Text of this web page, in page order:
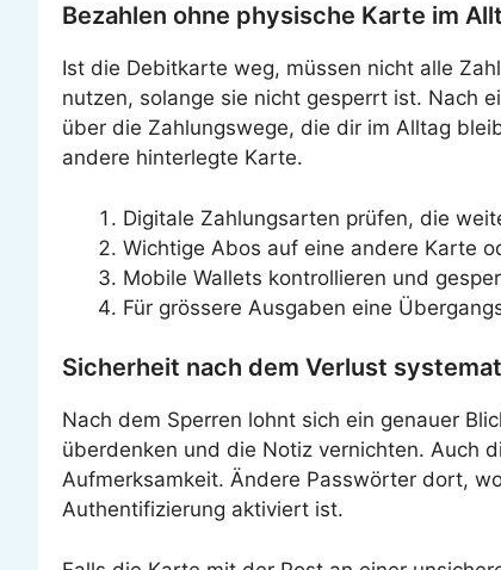
Bezahlen ohne physische Karte im
Ist die Debitkarte weg, müssen nicht alle
nutzen, solange sie nicht gesperrt ist. Nach
über die Zahlungswege, die dir im Alltag
andere hinterlegte Karte.
Digitale Zahlungsarten prüfen, die
Wichtige Abos auf eine andere Karte
Mobile Wallets kontrollieren und
Für grössere Ausgaben eine
Sicherheit nach dem Verlust
Nach dem Sperren lohnt sich ein genauer
überdenken und die Notiz vernichten. Auch
Aufmerksamkeit. Ändere Passwörter dort,
Authentifizierung aktiviert ist.